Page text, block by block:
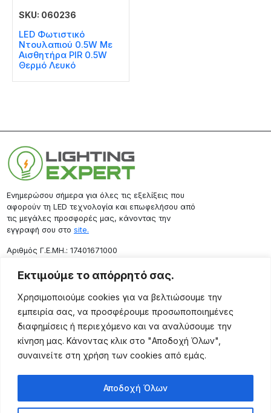
Εκτιμούμε το απόρρητό σας.
Χρησιμοποιούμε cookies για να βελτιώσουμε την
εμπειρία σας, να προσφέρουμε προσωποποιημένες
διαφημίσεις ή περιεχόμενο και να αναλύσουμε την
κίνηση μας. Κάνοντας κλικ στο "Αποδοχή Όλων",
συναινείτε στη χρήση των cookies από εμάς.
Αποδοχή Όλων
SKU: 060236
LED Φωτιστικό
Ντουλαπιού 0.5W Με
Αισθητήρα PIR 0.5W
Θερμό Λευκό
Ενημερώσου σήμερα για όλες τις εξελίξεις που
αφορούν τη LED τεχνολογία και επωφελήσου από
τις μεγάλες προσφορές μας, κάνοντας την
εγγραφή σου στο site.
Aριθμός Γ.Ε.ΜΗ.: 17401671000
Επικοινωνία
Ρόδου 133, Αθήνα 10443
(+30) 211 725 5427
sales@lightingexpert.gr
Χρήσιμες Σελίδες
Προϊόντα